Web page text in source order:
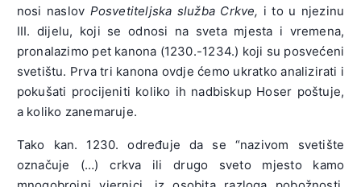
nosi naslov Posvetiteljska služba Crkve, i to u njezinu
III. dijelu, koji se odnosi na sveta mjesta i vremena,
pronalazimo pet kanona (1230.-1234.) koji su posvećeni
svetištu. Prva tri kanona ovdje ćemo ukratko analizirati i
pokušati procijeniti koliko ih nadbiskup Hoser poštuje,
a koliko zanemaruje.
Tako kan. 1230. određuje da se “nazivom svetište
označuje (…) crkva ili drugo sveto mjesto kamo